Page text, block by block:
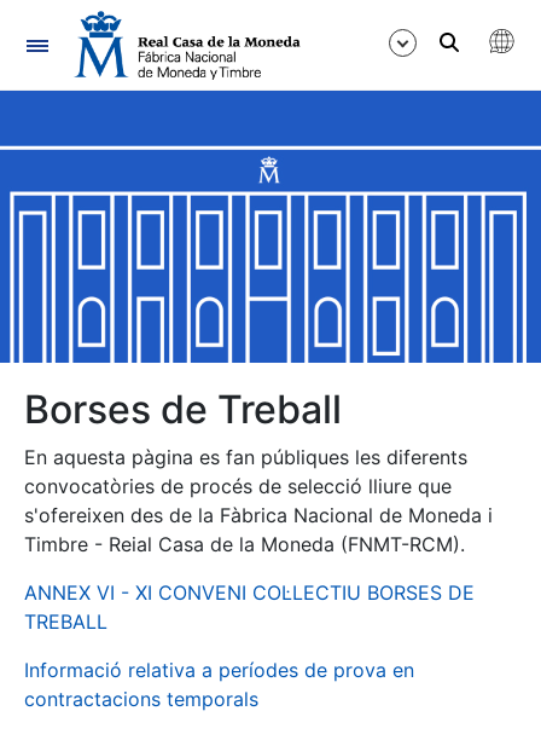
Navegació
Mostra/Amaga
Mostra/Amaga
Mostra/Amaga
Mostra/Amaga
Mostra/Amaga
Borses de Treball
En aquesta pàgina es fan públiques les diferents
convocatòries de procés de selecció lliure que
s'ofereixen des de la Fàbrica Nacional de Moneda i
Timbre - Reial Casa de la Moneda (FNMT-RCM).
ANNEX VI - XI CONVENI COL·LECTIU BORSES DE
TREBALL
Informació relativa a períodes de prova en
contractacions temporals